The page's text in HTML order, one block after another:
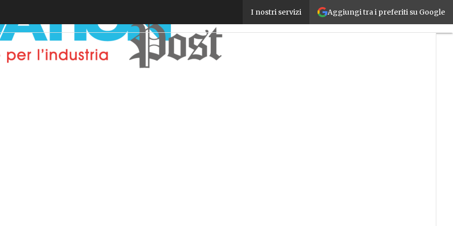
Aggiungi tra i preferiti su Google
I nostri servizi
FANUC partner dei Campionati dei Mestieri